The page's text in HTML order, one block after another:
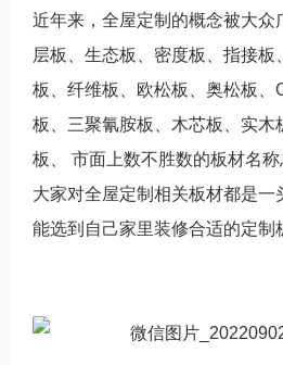
近年来，全屋定制的概念被大众
层板、生态板、密度板、指接板
板、纤维板、欧松板、奥松板、
板、三聚氰胺板、木芯板、实木
板、 市面上数不胜数的板材名称
大家对全屋定制相关板材都是一
能选到自己家里装修合适的定制